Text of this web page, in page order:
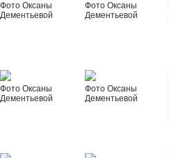
Фото Оксаны
Дементьевой
Фото Оксаны
Дементьевой
Фото Оксаны
Дементьевой
Фото Оксаны
Дементьевой